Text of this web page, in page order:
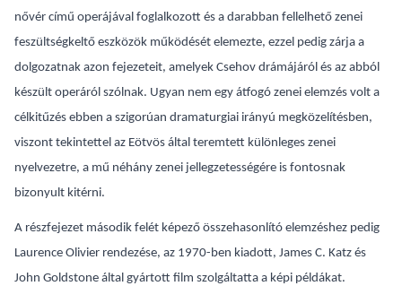
nővér című operájával foglalkozott és a darabban fellelhető zenei
feszültségkeltő eszközök működését elemezte, ezzel pedig zárja a
dolgozatnak azon fejezeteit, amelyek Csehov drámájáról és az abból
készült operáról szólnak. Ugyan nem egy átfogó zenei elemzés volt a
célkitűzés ebben a szigorúan dramaturgiai irányú megközelítésben,
viszont tekintettel az Eötvös által teremtett különleges zenei
nyelvezetre, a mű néhány zenei jellegzetességére is fontosnak
bizonyult kitérni.
A részfejezet második felét képező összehasonlító elemzéshez pedig
Laurence Olivier rendezése, az 1970-ben kiadott, James C. Katz és
John Goldstone által gyártott film szolgáltatta a képi példákat.